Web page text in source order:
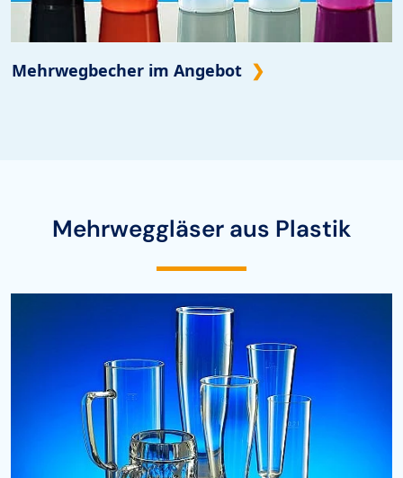
Mehrwegbecher im Angebot
Mehrweggläser aus Plastik